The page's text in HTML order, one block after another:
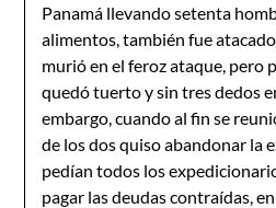
Panamá llevando setenta
alimentos, también fue
murió en el feroz ataque, pero
quedó tuerto y sin tres dedos
embargo, cuando al fin se
de los dos quiso abandonar la
pedían todos los
pagar las deudas contraídas,